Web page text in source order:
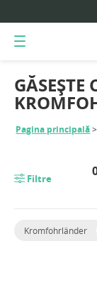
Pagina principală
GĂSEȘTE
Filtre
Kromfohrländer